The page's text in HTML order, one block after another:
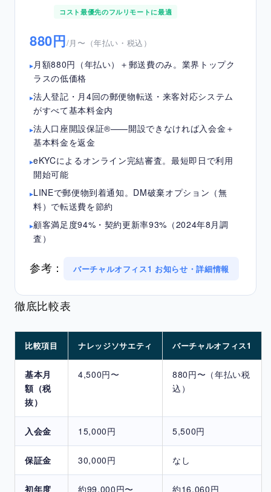
コスト最優先のフルリモートに最適
880円/月〜（年払い・税込）
月額880円（年払い）＋郵送費のみ。業界トップク
ラスの低価格
法人登記・月4回の郵便物転送・来客対応システム
がすべて基本料金内
法人口座開設保証®——開設できなければ入会金＋
基本料金を返金
eKYCによるオンライン完結審査。最短即日で利用
開始可能
LINEで郵便物到着通知。DM破棄オプション（無
料）で転送費を節約
顧客満足度94%・契約更新率93%（2024年8月調
査）
参考： バーチャルオフィス1 お知らせ・詳細情報
徹底比較表
比較項目 ナレッジソサエティ バーチャルオフィス1
基本月
額（税
抜）
4,500円〜
880円〜（年払い税
込）
入会金 15,000円 5,500円
保証金 30,000円 なし
初年度 約99,000円〜 約16,060円